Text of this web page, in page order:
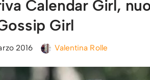
Calendar Girl,
Girl
2016 Valentina Rolle